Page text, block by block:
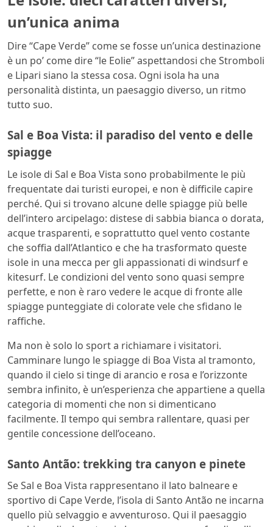
un’unica anima
Dire “Cape Verde” come se fosse un’unica destinazione
è un po’ come dire “le Eolie” aspettandosi che Stromboli
e Lipari siano la stessa cosa. Ogni isola ha una
personalità distinta, un paesaggio diverso, un ritmo
tutto suo.
Sal e Boa Vista: il paradiso del vento e delle
spiagge
Le isole di Sal e Boa Vista sono probabilmente le più
frequentate dai turisti europei, e non è difficile capire
perché. Qui si trovano alcune delle spiagge più belle
dell’intero arcipelago: distese di sabbia bianca o dorata,
acque trasparenti, e soprattutto quel vento costante
che soffia dall’Atlantico e che ha trasformato queste
isole in una mecca per gli appassionati di windsurf e
kitesurf. Le condizioni del vento sono quasi sempre
perfette, e non è raro vedere le acque di fronte alle
spiagge punteggiate di colorate vele che sfidano le
raffiche.
Ma non è solo lo sport a richiamare i visitatori.
Camminare lungo le spiagge di Boa Vista al tramonto,
quando il cielo si tinge di arancio e rosa e l’orizzonte
sembra infinito, è un’esperienza che appartiene a quella
categoria di momenti che non si dimenticano
facilmente. Il tempo qui sembra rallentare, quasi per
gentile concessione dell’oceano.
Santo Antão: trekking tra canyon e pinete
Se Sal e Boa Vista rappresentano il lato balneare e
sportivo di Cape Verde, l’isola di Santo Antão ne incarna
quello più selvaggio e avventuroso. Qui il paesaggio